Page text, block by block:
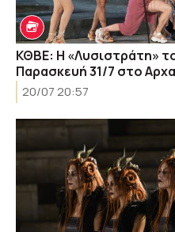
ΚΘΒΕ: Η «Λυσιστράτη»
Παρασκευή 31/7 στο
20/07 20:57